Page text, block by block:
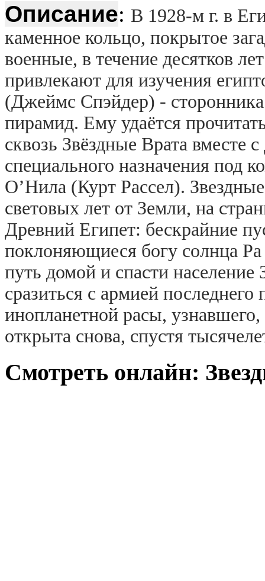
Описание: В 1928-м г. в
каменное кольцо, покрытое
военные, в течение десятков
привлекают для изучения
(Джеймс Спэйдер) -
пирамид. Ему удаётся
сквозь Звёздные Врата вместе
специального назначения под
О’Нила (Курт Рассел).
световых лет от Земли, на
Древний Египет: бескрайние
поклоняющиеся богу солнца
путь домой и спасти
сразиться с армией
инопланетной расы,
открыта снова, спустя
Смотреть онлайн: